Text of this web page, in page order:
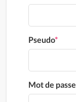
Pseudo*
Mot de passe